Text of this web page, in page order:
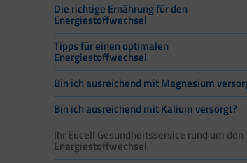
Die richtige Ernährung für den
Energiestoffwechsel
Tipps für einen optimalen
Energiestoffwechsel
Bin ich ausreichend mit Magnesium
Bin ich ausreichend mit Kalium versorgt?
Ihr Eucell Gesundheitsservice rund um den
Energiestoffwechsel